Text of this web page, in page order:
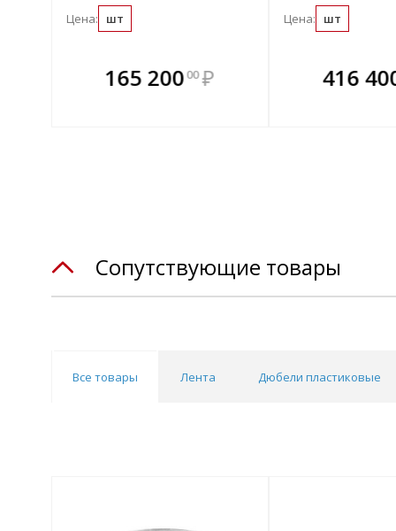
Цена: шт
165 20000 ₽
В
всегда
Цена: шт
В комплекте
всегда выгоднее!
416
В
всегда
Сопутствующие товары
Все товары Лента Дюбели пластиковые